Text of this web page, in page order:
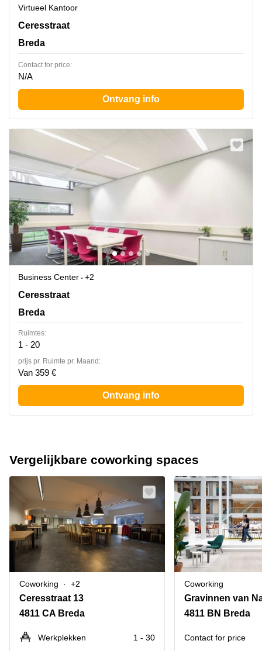
Virtueel Kantoor
Ceresstraat 1,Ceresstraat 1, Breda
Ceresstraat
Breda
Contact for price:
N/A
Ontvang info
Business Center
+2
Ceresstraat 1,Ceresstraat 1, Breda
Ceresstraat
Breda
Ruimtes:
1 - 20
prijs pr. Ruimte pr. Maand:
Van 359 €
Ontvang info
Vergelijkbare coworking spaces
Coworking +2
Ceresstraat 13
4811 CA Breda
Werkplekken
1 - 30
Coworking
4811 BN Breda
Contact for price